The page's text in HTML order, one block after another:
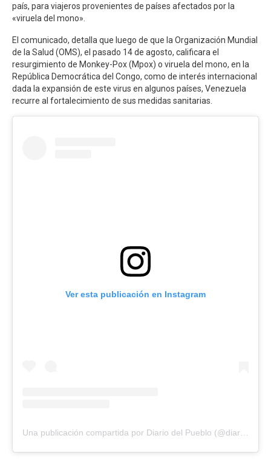
país, para viajeros provenientes de países afectados por la
«viruela del mono».
El comunicado, detalla que luego de que la Organización Mundial
de la Salud (OMS), el pasado 14 de agosto, calificara el
resurgimiento de Monkey-Pox (Mpox) o viruela del mono, en la
República Democrática del Congo, como de interés internacional
dada la expansión de este virus en algunos países, Venezuela
recurre al fortalecimiento de sus medidas sanitarias.
Ver esta publicación en Instagram